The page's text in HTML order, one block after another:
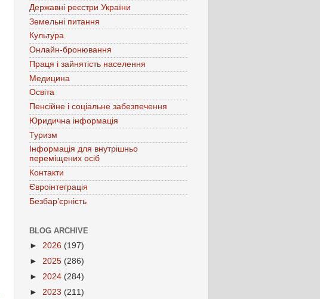
Державні реєстри України
Земельні питання
Культура
Онлайн-бронювання
Праця і зайнятість населення
Медицина
Освіта
Пенсійне і соціальне забезпечення
Юридична інформація
Туризм
Інформація для внутрішньо
переміщених осіб
Контакти
Євроінтеграція
Безбар’єрність
BLOG ARCHIVE
► 2026 (197)
► 2025 (286)
► 2024 (284)
► 2023 (211)